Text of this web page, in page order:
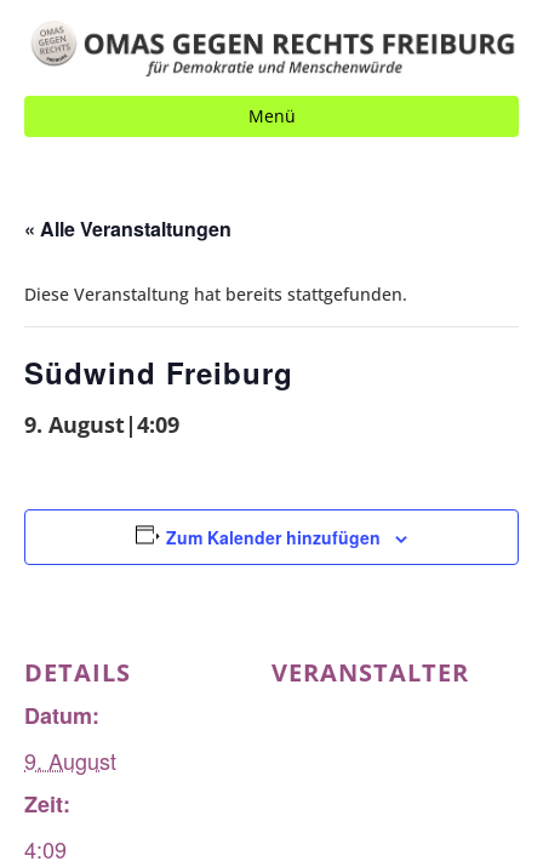
Menü
« Alle Veranstaltungen
Diese Veranstaltung hat bereits stattgefunden.
Südwind Freiburg
9. August|4:09
Zum Kalender hinzufügen
DETAILS
Datum:
9. August
Zeit:
4:09
VERANSTALTER